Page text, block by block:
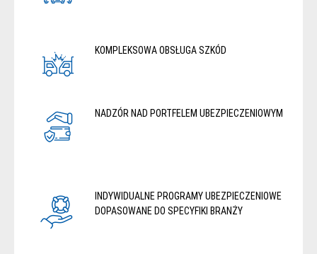
KOMPLEKSOWA OBSŁUGA SZKÓD
NADZÓR NAD PORTFELEM UBEZPIECZENIOWYM
INDYWIDUALNE PROGRAMY UBEZPIECZENIOWE
DOPASOWANE DO SPECYFIKI BRANŻY